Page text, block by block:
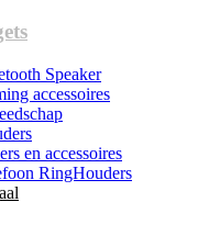
Speaker
accessoires
en accessoires
RingHouders